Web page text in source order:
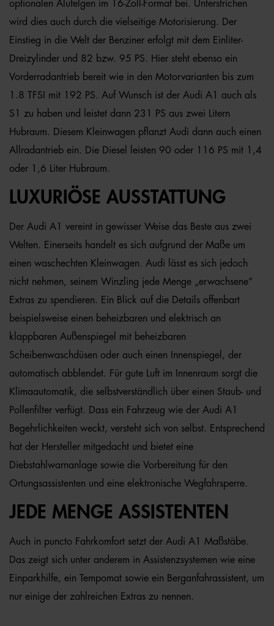
optionalen Alufelgen im 16-Zoll-Format bei. Unterstrichen
wird dies auch durch die vielseitige Motorisierung. Der
Einstieg in die Welt der Benziner erfolgt mit dem Einliter-
Dreizylinder und 82 bzw. 95 PS. Hier steht ebenso ein
Vorderradantrieb bereit wie in den Motorvarianten bis zum
1.8 TFSI mit 192 PS. Auf Wunsch ist der Audi A1 auch als
S1 zu haben und leistet dann 231 PS aus zwei Litern
Hubraum. Diesem Kleinwagen pflanzt Audi dann auch einen
Allradantrieb ein. Die Diesel leisten 90 oder 116 PS mit 1,4
oder 1,6 Liter Hubraum.
LUXURIÖSE AUSSTATTUNG
Der Audi A1 vereint in gewisser Weise das Beste aus zwei
Welten. Einerseits handelt es sich aufgrund der Maße um
einen waschechten Kleinwagen. Audi lässt es sich jedoch
nicht nehmen, seinem Winzling jede Menge „erwachsene“
Extras zu spendieren. Ein Blick auf die Details offenbart
beispielsweise einen beheizbaren und elektrisch an
klappbaren Außenspiegel mit beheizbaren
Scheibenwaschdüsen oder auch einen Innenspiegel, der
automatisch abblendet. Für gute Luft im Innenraum sorgt die
Klimaautomatik, die selbstverständlich über einen Staub- und
Pollenfilter verfügt. Dass ein Fahrzeug wie der Audi A1
Begehrlichkeiten weckt, versteht sich von selbst. Entsprechend
hat der Hersteller mitgedacht und bietet eine
Diebstahlwarnanlage sowie die Vorbereitung für den
Ortungsassistenten und eine elektronische Wegfahrsperre.
JEDE MENGE ASSISTENTEN
Auch in puncto Fahrkomfort setzt der Audi A1 Maßstäbe.
Das zeigt sich unter anderem in Assistenzsystemen wie eine
Einparkhilfe, ein Tempomat sowie ein Berganfahrassistent, um
nur einige der zahlreichen Extras zu nennen.